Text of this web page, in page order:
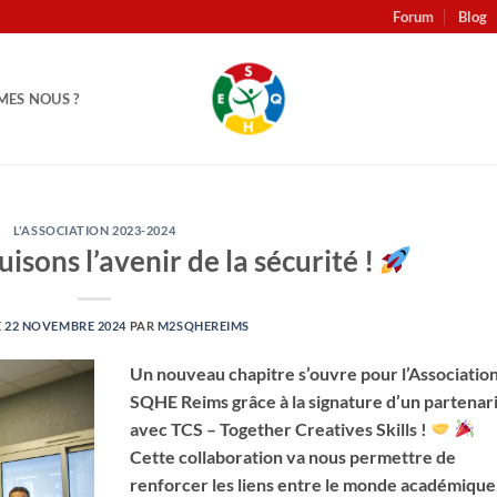
Forum Blog
NOUS ?
L'ASSOCIATION 2023-2024
l’avenir de la sécurité !
22 NOVEMBRE 2024 PAR M2SQHEREIMS
Un nouveau chapitre s’ouvre pour
SQHE Reims grâce à la signature d’un
avec TCS – Together Creatives Skills !
Cette collaboration va nous permettre de
renforcer les liens entre le monde